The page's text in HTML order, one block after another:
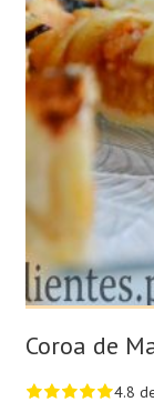
Coroa de
4.8